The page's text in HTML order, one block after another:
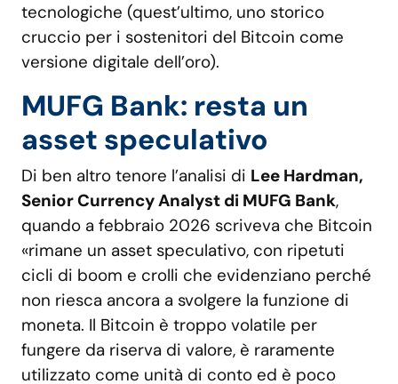
tecnologiche (quest’ultimo, uno storico
cruccio per i sostenitori del Bitcoin come
versione digitale dell’oro).
MUFG Bank: resta un
asset speculativo
Di ben altro tenore l’analisi di Lee Hardman,
Senior Currency Analyst di MUFG Bank,
quando a febbraio 2026 scriveva che Bitcoin
«rimane un asset speculativo, con ripetuti
cicli di boom e crolli che evidenziano perché
non riesca ancora a svolgere la funzione di
moneta. Il Bitcoin è troppo volatile per
fungere da riserva di valore, è raramente
utilizzato come unità di conto ed è poco